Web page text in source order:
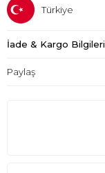
Türkiye
İade & Kargo Bilgileri
Paylaş